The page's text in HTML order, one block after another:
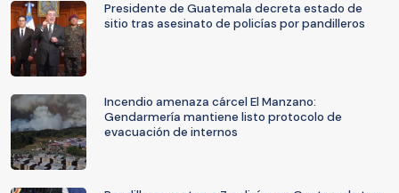
Presidente de Guatemala decreta estado de
sitio tras asesinato de policías por pandilleros
Incendio amenaza cárcel El Manzano:
Gendarmería mantiene listo protocolo de
evacuación de internos